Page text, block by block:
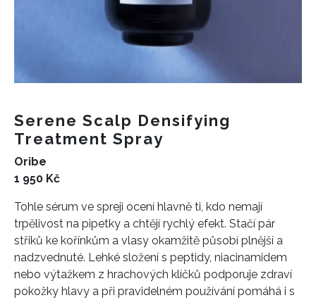
INFORMACE
Serene Scalp Densifying
Treatment Spray
Oribe
1 950 Kč
Tohle sérum ve spreji ocení hlavně ti, kdo nemají
trpělivost na pipetky a chtějí rychlý efekt. Stačí pár
střiků ke kořínkům a vlasy okamžitě působí plnější a
nadzvednuté. Lehké složení s peptidy, niacinamidem
nebo výtažkem z hrachových klíčků podporuje zdraví
pokožky hlavy a při pravidelném používání pomáhá i s